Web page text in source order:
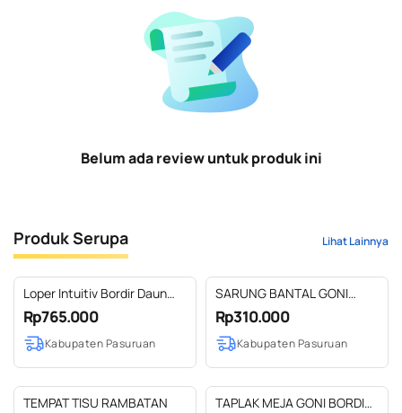
Belum ada review untuk produk ini
Produk Serupa Lihat Lainnya
Loper Intuitiv Bordir Daun
2,5 M
Rp765.000
Kabupaten Pasuruan
SARUNG BANTAL GONI
BORDIR 2
Rp310.000
Kabupaten Pasuruan
TEMPAT TISU RAMBATAN
TAPLAK MEJA GONI BORDIR